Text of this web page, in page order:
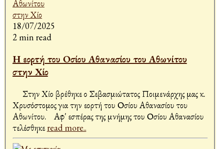
18/07/2025
2 min read
Η εορτή του Οσίου Αθανασίου του Αθωνίτου
στην Χίο
Στην Χίο βρέθηκε ο Σεβασμιώτατος Ποιμενάρχης μας κ.
Χρυσόστομος για την εορτή του Οσίου Αθανασίου του
Αθωνίτου. Αφ' εσπέρας της μνήμης του Οσίου Αθανασίου
τελέσθηκεread more..